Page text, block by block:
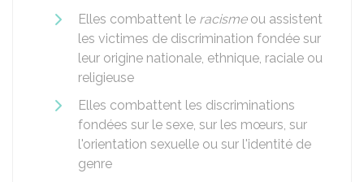
Elles combattent le racismeou assistent
les victimes de discrimination fondée sur
leur origine nationale, ethnique, raciale ou
religieuse
Elles combattent les discriminations
fondées sur le sexe, sur les mœurs, sur
l'orientation sexuelle ou sur l'identité de
genre